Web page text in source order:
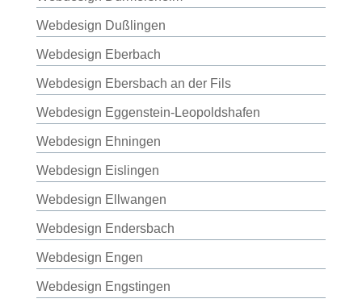
Webdesign Dußlingen
Webdesign Eberbach
Webdesign Ebersbach an der Fils
Webdesign Eggenstein-Leopoldshafen
Webdesign Ehningen
Webdesign Eislingen
Webdesign Ellwangen
Webdesign Endersbach
Webdesign Engen
Webdesign Engstingen